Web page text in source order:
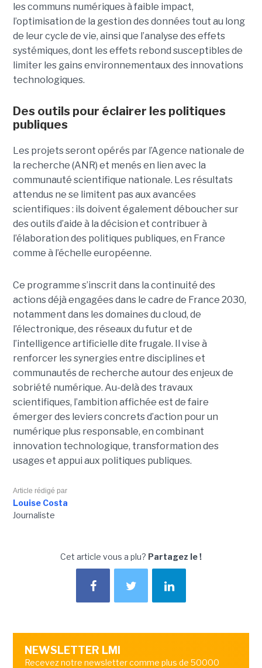
les communs numériques à faible impact,
l’optimisation de la gestion des données tout au long
de leur cycle de vie, ainsi que l’analyse des effets
systémiques, dont les effets rebond susceptibles de
limiter les gains environnementaux des innovations
technologiques.
Des outils pour éclairer les politiques
publiques
Les projets seront opérés par l’Agence nationale de
la recherche (ANR) et menés en lien avec la
communauté scientifique nationale. Les résultats
attendus ne se limitent pas aux avancées
scientifiques : ils doivent également déboucher sur
des outils d’aide à la décision et contribuer à
l’élaboration des politiques publiques, en France
comme à l’échelle européenne.
Ce programme s’inscrit dans la continuité des
actions déjà engagées dans le cadre de France 2030,
notamment dans les domaines du cloud, de
l’électronique, des réseaux du futur et de
l’intelligence artificielle dite frugale. Il vise à
renforcer les synergies entre disciplines et
communautés de recherche autour des enjeux de
sobriété numérique. Au-delà des travaux
scientifiques, l’ambition affichée est de faire
émerger des leviers concrets d’action pour un
numérique plus responsable, en combinant
innovation technologique, transformation des
usages et appui aux politiques publiques.
Article rédigé par
Louise Costa
Journaliste
Cet article vous a plu? Partagez le !
NEWSLETTER LMI
Recevez notre newsletter comme plus de 50000